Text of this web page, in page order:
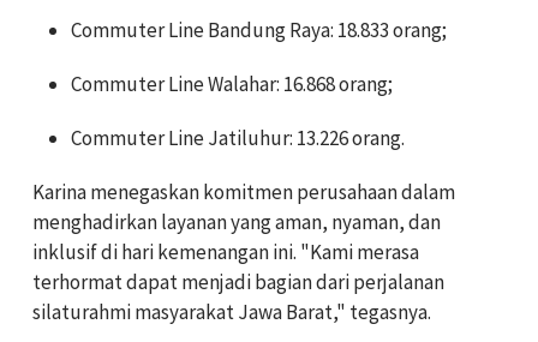
Commuter Line Bandung Raya: 18.833 orang;
Commuter Line Walahar: 16.868 orang;
Commuter Line Jatiluhur: 13.226 orang.
Karina menegaskan komitmen perusahaan dalam
menghadirkan layanan yang aman, nyaman, dan
inklusif di hari kemenangan ini. "Kami merasa
terhormat dapat menjadi bagian dari perjalanan
silaturahmi masyarakat Jawa Barat," tegasnya.